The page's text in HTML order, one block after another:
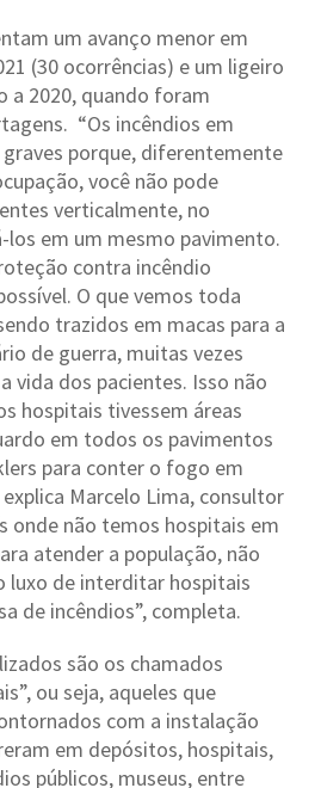
um avanço menor em
(30 ocorrências) e um ligeiro
a 2020, quando foram
“Os incêndios em
porque, diferentemente
você não pode
verticalmente, no
em um mesmo pavimento.
contra incêndio
O que vemos toda
trazidos em macas para a
de guerra, muitas vezes
vida dos pacientes. Isso não
hospitais tivessem áreas
em todos os pavimentos
para conter o fogo em
explica Marcelo Lima, consultor
onde não temos hospitais em
atender a população, não
luxo de interditar hospitais
de incêndios”, completa.
são os chamados
ou seja, aqueles que
com a instalação
em depósitos, hospitais,
públicos, museus, entre